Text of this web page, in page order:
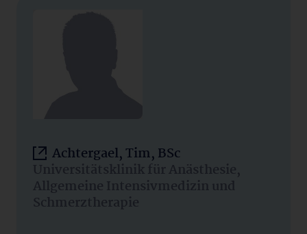
Achtergael, Tim, BSc
Universitätsklinik für Anästhesie,
Allgemeine Intensivmedizin und
Schmerztherapie